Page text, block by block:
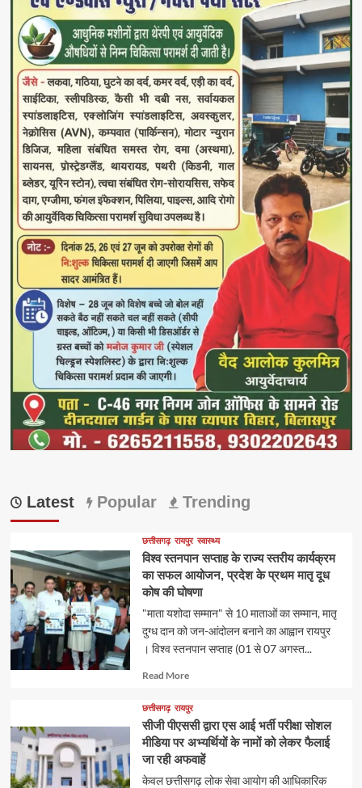
Latest Popular Trending
छत्तीसगढ़ रायपुर स्वास्थ्य
विश्व स्तनपान सप्ताह के राज्य स्तरीय कार्यक्रम
का सफल आयोजन, प्रदेश के प्रथम मातृ दूध
कोष की घोषणा
"माता यशोदा सम्मान" से 10 माताओं का सम्मान, मातृ
दुग्ध दान को जन-आंदोलन बनाने का आह्वान रायपुर
। विश्व स्तनपान सप्ताह (01 से 07 अगस्त...
Read MoreRead
about
छत्तीसगढ़ रायपुर
सीजी पीएससी द्वारा एस आई भर्ती परीक्षा सोशल
मीडिया पर अभ्यर्थियों के नामों को लेकर फैलाई
जा रही अफवाहें
केवल छत्तीसगढ़ लोक सेवा आयोग की आधिकारिक